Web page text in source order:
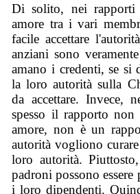
Di solito, nei rapporti
amore tra i vari
facile accettare
anziani sono
amano i credenti, se si
la loro autorità sulla
da accettare. Invece,
spesso il rapporto
amore, non è un
autorità vogliono
loro autorità.
padroni possono
i loro dipendenti.